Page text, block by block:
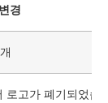
경
로고가 폐기되었습